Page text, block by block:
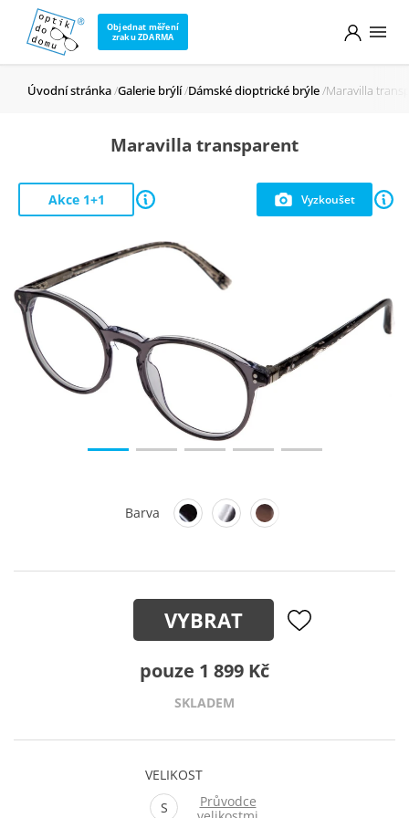
Objednat měření
zraku ZDARMA
Úvodní stránka Galerie brýlí Dámské dioptrické brýle Maravilla
Maravilla transparent
Vyzkoušet
Akce 1+1
Barva
VYBRAT
pouze 1 899 Kč
SKLADEM
VELIKOST
S
Průvodce